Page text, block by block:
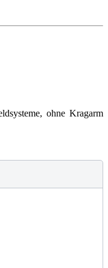
ohne Kragarm